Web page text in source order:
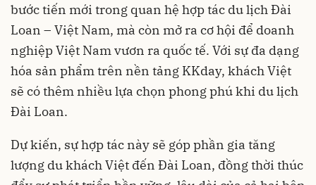
bước tiến mới trong quan hệ hợp tác du lịch Đài
Loan – Việt Nam, mà còn mở ra cơ hội để doanh
nghiệp Việt Nam vươn ra quốc tế. Với sự đa dạng
hóa sản phẩm trên nền tảng KKday, khách Việt
sẽ có thêm nhiều lựa chọn phong phú khi du lịch
Đài Loan.
Dự kiến, sự hợp tác này sẽ góp phần gia tăng
lượng du khách Việt đến Đài Loan, đồng thời thúc